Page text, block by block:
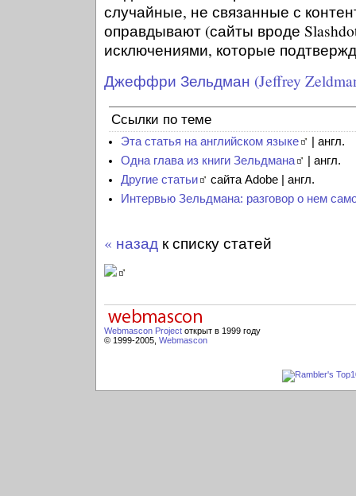
случайные, не связанные с
оправдывают (сайты вроде
исключениями, которые
Джеффри Зельдман (Jeffrey
Ссылки по теме
Эта статья на английском языке
| англ.
Одна глава из книги Зельдмана
| англ.
Другие статьи
сайта Adobe | англ.
Интервью Зельдмана: разговор о нем
« назад к списку статей
Webmascon Project открыт в 1999 году
© 1999-2005, Webmascon